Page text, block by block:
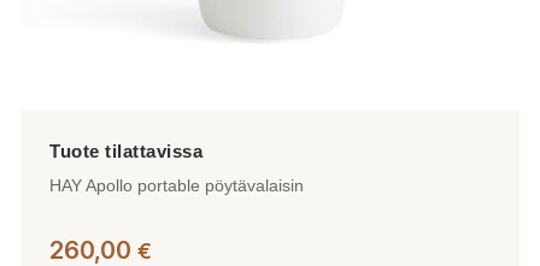
HAY Apollo portable pöytävalaisin
260,00 €